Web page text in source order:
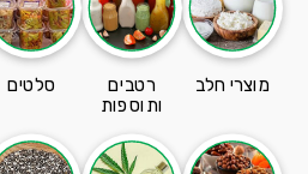
מוצרי חלב
רטבים
ותוספות
סלטים